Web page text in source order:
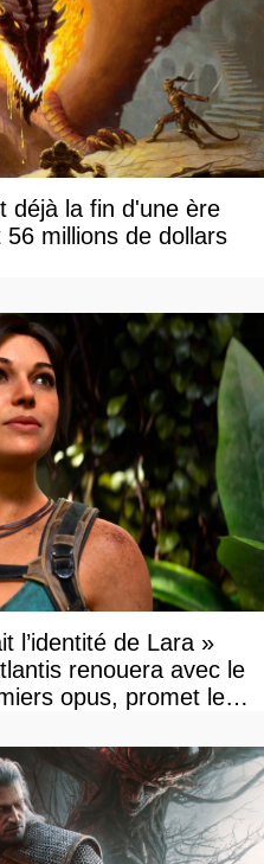
déjà la fin d'une ère
millions de dollars
l’identité de Lara »
renouera avec le
opus, promet le